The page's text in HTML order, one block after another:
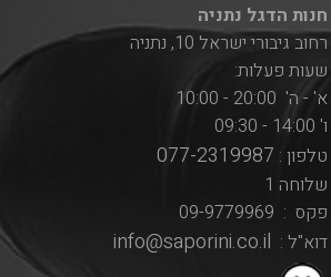
חנות הדגל נתניה
רחוב גיבורי ישראל 10, נתניה
שעות פעלות:
א' - ה' 20:00 - 10:00
ו' 14:00 - 09:30
טלפון : 077-2319987
שלוחה 1
פקס : 09-9779969
דוא"ל : info@saporini.co.il